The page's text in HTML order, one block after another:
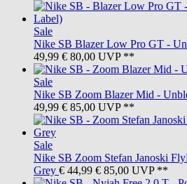
Sale
Nike SB Blazer Low Pro GT -
49,99 € 80,00 UVP **
Sale
Nike SB Zoom Blazer Mid -
49,99 € 85,00 UVP **
Sale
Nike SB Zoom Stefan Janoski
Grey € 44,99 € 85,00 UVP **